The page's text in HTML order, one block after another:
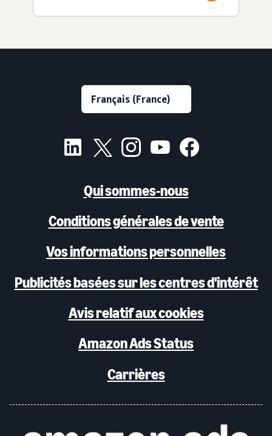
Qui sommes-nous
Conditions générales de vente
Vos informations personnelles
Publicités basées sur les centres d'intérêt
Avis relatif aux cookies
Amazon Ads Status
Carrières